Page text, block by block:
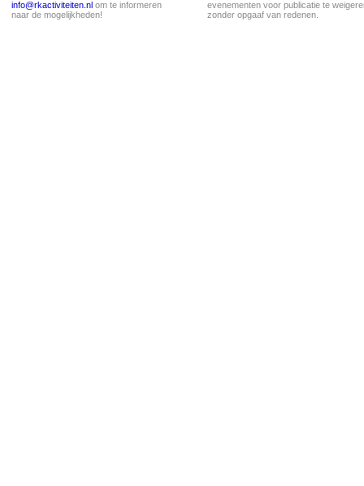
info@rkactiviteiten.nl om te informeren
naar de mogelijkheden!
evenementen voor publicatie te
zonder opgaaf van redenen.